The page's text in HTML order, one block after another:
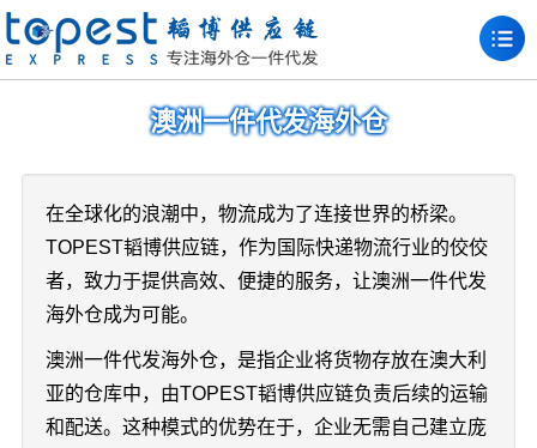
澳洲一件代发海外仓
在全球化的浪潮中，物流成为了连接世界的桥梁。
TOPEST韬博供应链，作为国际快递物流行业的佼佼
者，致力于提供高效、便捷的服务，让澳洲一件代发
海外仓成为可能。
澳洲一件代发海外仓，是指企业将货物存放在澳大利
亚的仓库中，由TOPEST韬博供应链负责后续的运输
和配送。这种模式的优势在于，企业无需自己建立庞